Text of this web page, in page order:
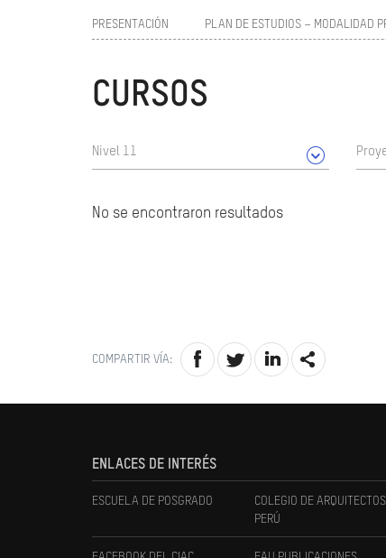
PRESENTACIÓN PLAN DE ESTUDIOS – MODALIDAD
CURSOS
Nivel 11
No se encontraron resultados
COMPARTIR VÍA:
ENLACES DE INTERÉS
ESCUELA DE POSGRADO
COLEGIO DE
PERÚ